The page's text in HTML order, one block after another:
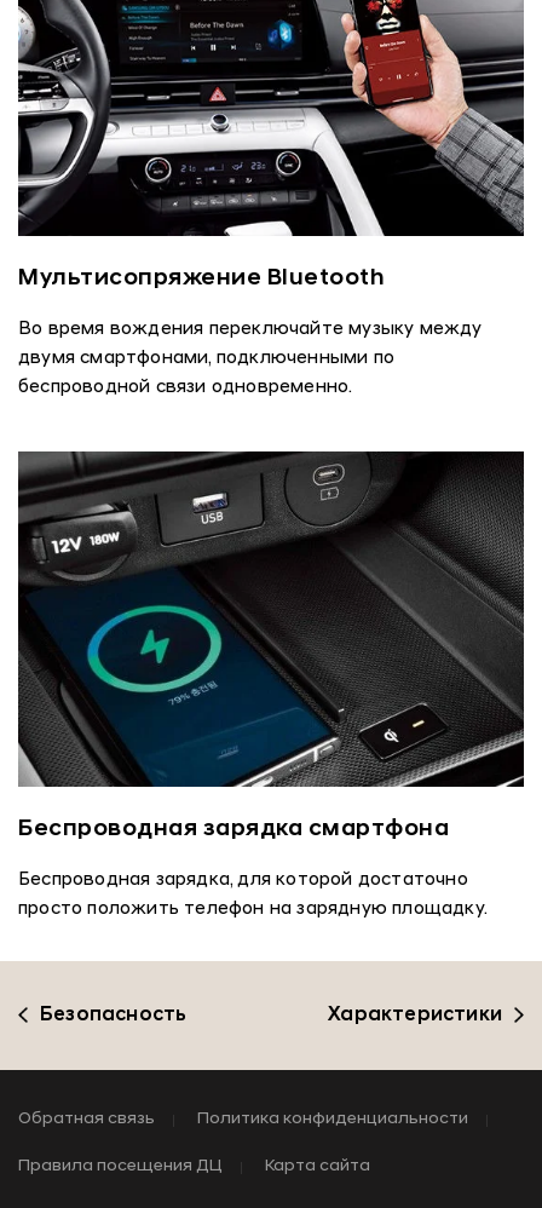
Мультисопряжение Bluetooth
Во время вождения переключайте музыку между
двумя смартфонами, подключенными по
беспроводной связи одновременно.
Беспроводная зарядка смартфона
Беспроводная зарядка, для которой достаточно
просто положить телефон на зарядную площадку.
Безопасность Характеристики
Обратная связь Политика конфиденциальности
Правила посещения ДЦ Карта сайта